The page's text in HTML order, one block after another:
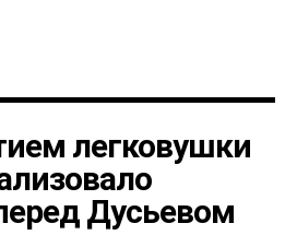
легковушки
Дусьевом